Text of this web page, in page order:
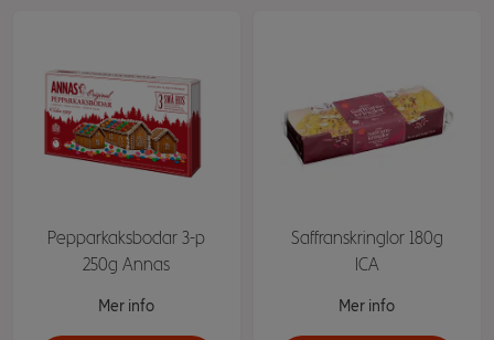
Pepparkaksbodar 3-p
250g Annas
Mer info
Saffranskringlor 180g
ICA
Mer info